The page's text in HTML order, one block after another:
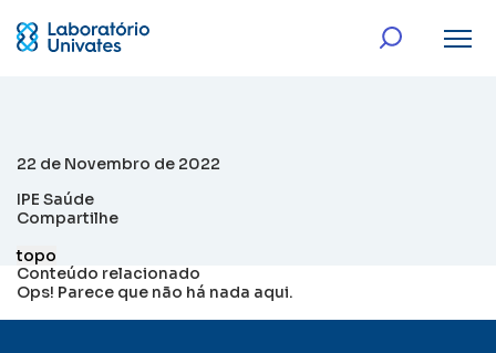
22 de Novembro de 2022
IPE Saúde
Compartilhe
topo
Conteúdo relacionado
Ops! Parece que não há nada aqui.